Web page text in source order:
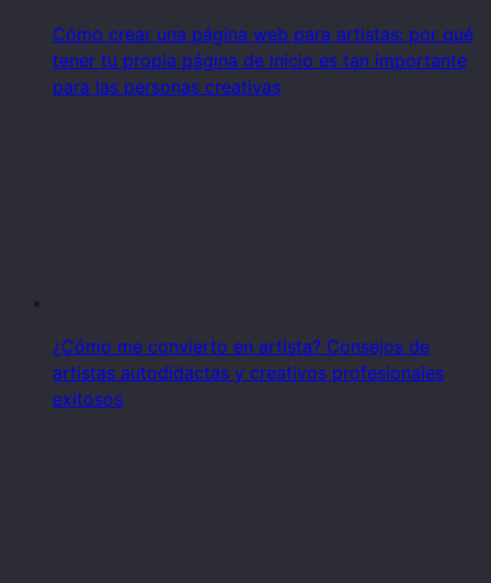
Cómo crear una página web para artistas: por qué
tener tu propia página de inicio es tan importante
para las personas creativas
¿Cómo me convierto en artista? Consejos de
artistas autodidactas y creativos profesionales
exitosos